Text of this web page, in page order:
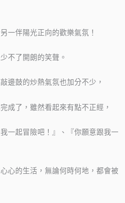
一伴陽光正向的歡樂氣氛！
不了開朗的笑聲。
邊鼓的炒熱氣氛也加分不少，
成了，雖然看起來有點不正經，
一起冒險吧！』、『你願意跟我一
心的生活，無論何時何地，都會被